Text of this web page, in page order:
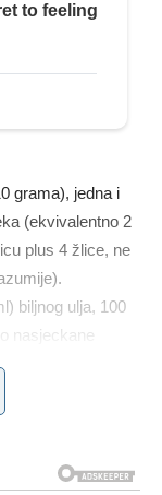
grama), jedna i
(ekvivalentno 2
plus 4 žlice, ne
biljnog ulja, 100
nasjeckane
peršin. Crni kim
sam to